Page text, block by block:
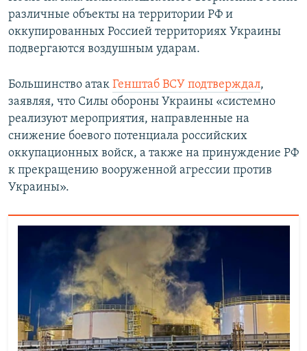
различные объекты на территории РФ и
оккупированных Россией территориях Украины
подвергаются воздушным ударам.
Большинство атак Генштаб ВСУ подтверждал,
заявляя, что Силы обороны Украины «системно
реализуют мероприятия, направленные на
снижение боевого потенциала российских
оккупационных войск, а также на принуждение РФ
к прекращению вооруженной агрессии против
Украины».